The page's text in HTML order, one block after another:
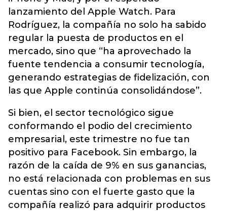
lanzamiento del Apple Watch. Para
Rodríguez, la compañía no solo ha sabido
regular la puesta de productos en el
mercado, sino que “ha aprovechado la
fuente tendencia a consumir tecnología,
generando estrategias de fidelización, con
las que Apple continúa consolidándose”.
Si bien, el sector tecnológico sigue
conformando el podio del crecimiento
empresarial, este trimestre no fue tan
positivo para Facebook. Sin embargo, la
razón de la caída de 9% en sus ganancias,
no está relacionada con problemas en sus
cuentas sino con el fuerte gasto que la
compañía realizó para adquirir productos